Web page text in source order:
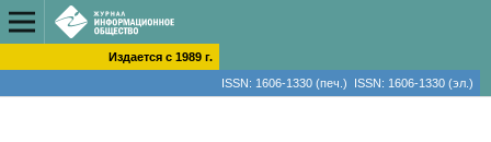
Издается с 1989 г.
ISSN: 1606-1330 (печ.) ISSN: 1606-1330 (эл.)